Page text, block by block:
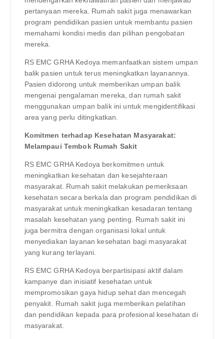
pertanyaan mereka. Rumah sakit juga menawarkan
program pendidikan pasien untuk membantu pasien
memahami kondisi medis dan pilihan pengobatan
mereka.
RS EMC GRHA Kedoya memanfaatkan sistem umpan
balik pasien untuk terus meningkatkan layanannya.
Pasien didorong untuk memberikan umpan balik
mengenai pengalaman mereka, dan rumah sakit
menggunakan umpan balik ini untuk mengidentifikasi
area yang perlu ditingkatkan.
Komitmen terhadap Kesehatan Masyarakat:
Melampaui Tembok Rumah Sakit
RS EMC GRHA Kedoya berkomitmen untuk
meningkatkan kesehatan dan kesejahteraan
masyarakat. Rumah sakit melakukan pemeriksaan
kesehatan secara berkala dan program pendidikan di
masyarakat untuk meningkatkan kesadaran tentang
masalah kesehatan yang penting. Rumah sakit ini
juga bermitra dengan organisasi lokal untuk
menyediakan layanan kesehatan bagi masyarakat
yang kurang terlayani.
RS EMC GRHA Kedoya berpartisipasi aktif dalam
kampanye dan inisiatif kesehatan untuk
mempromosikan gaya hidup sehat dan mencegah
penyakit. Rumah sakit juga memberikan pelatihan
dan pendidikan kepada para profesional kesehatan di
masyarakat.